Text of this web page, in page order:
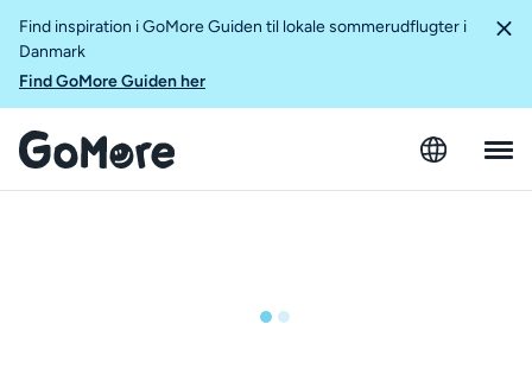
Find inspiration i GoMore Guiden til lokale sommerudflugter i
Danmark
Find GoMore Guiden her